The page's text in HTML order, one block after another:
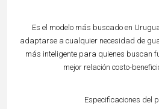
Es el modelo más buscado en
adaptarse a cualquier necesidad de
más inteligente para quienes buscan
mejor relación costo-
Especificaciones del